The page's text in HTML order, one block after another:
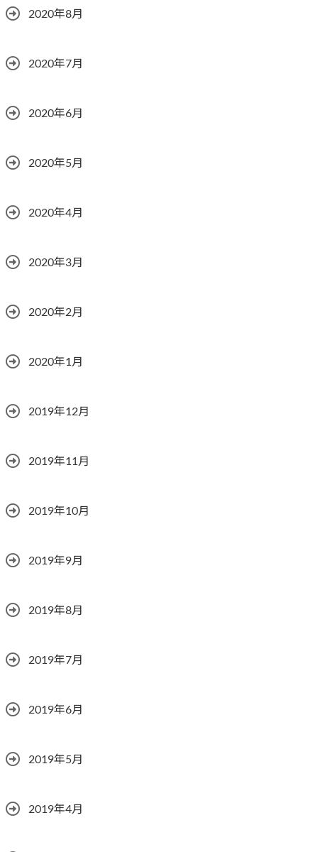
2020年8月
2020年7月
2020年6月
2020年5月
2020年4月
2020年3月
2020年2月
2020年1月
2019年12月
2019年11月
2019年10月
2019年9月
2019年8月
2019年7月
2019年6月
2019年5月
2019年4月